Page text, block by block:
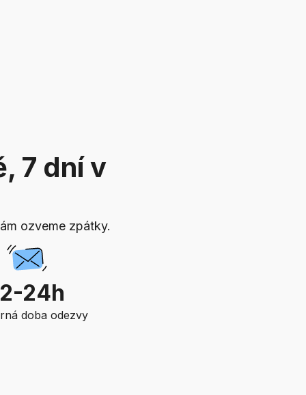
7 dní v
ozveme zpátky.
24h
doba odezvy